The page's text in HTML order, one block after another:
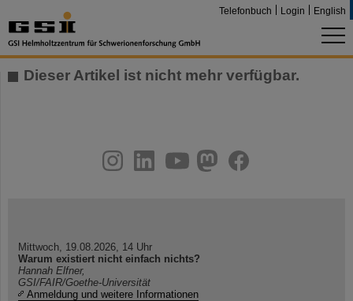
Telefonbuch Login English
Dieser Artikel ist nicht mehr verfügbar.
youtube
helmholtz.social
facebook
Mittwoch, 19.08.2026, 14 Uhr
Warum existiert nicht einfach nichts?
Hannah Elfner,
GSI/FAIR/Goethe-Universität
Anmeldung und weitere Informationen